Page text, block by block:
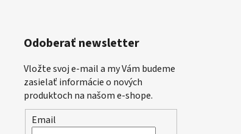
Odoberať newsletter
Vložte svoj e-mail a my Vám budeme
zasielať informácie o nových
produktoch na našom e-shope.
Email